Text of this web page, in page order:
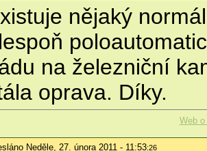
nějaký
na železniční
oprava. Díky.
Web o
Neděle, 27. února 2011 - 11:53:26